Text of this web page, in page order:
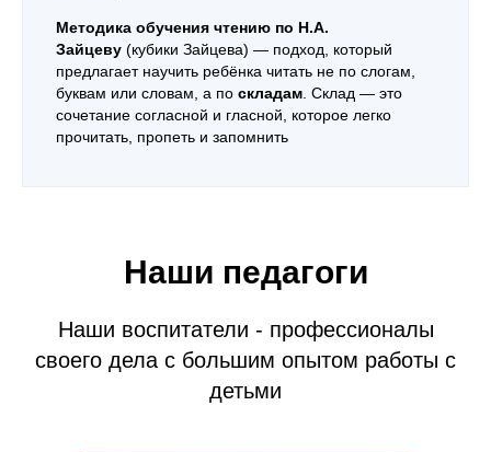
Методика обучения чтению по Н.А.
Зайцеву (кубики Зайцева) — подход, который
предлагает научить ребёнка читать не по слогам,
буквам или словам, а по складам . Склад — это
сочетание согласной и гласной, которое легко
прочитать, пропеть и запомнить
Наши педагоги
Наши воспитатели - профессионалы
своего дела с большим опытом работы с
детьми